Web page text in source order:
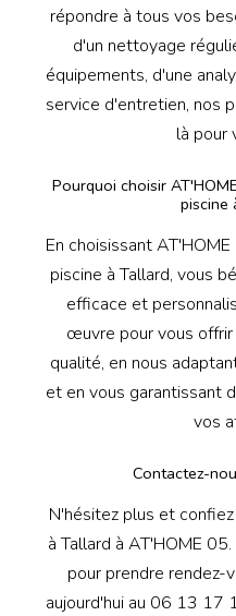
répondre à tous vos
d'un nettoyage
équipements, d'une
service d'entretien, nos
là pour
Pourquoi choisir
piscine
En choisissant
piscine à Tallard, vous
efficace et
œuvre pour vous
qualité, en nous
et en vous garantissant
vos
Contactez-
N'hésitez plus et
à Tallard à AT'HOME
pour prendre rendez-
aujourd'hui au 06 13 17